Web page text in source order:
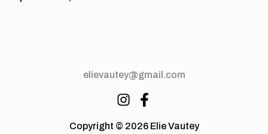
elievautey@gmail.com
Copyright © 2026 Elie Vautey